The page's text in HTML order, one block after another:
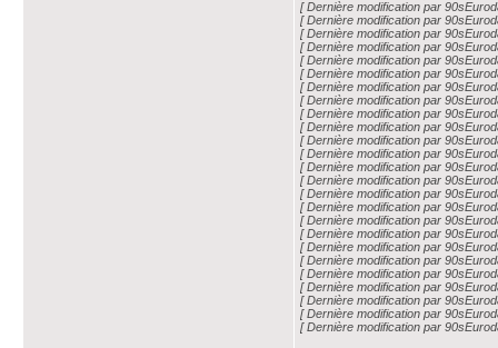
[ Dernière modification par
[ Dernière modification par
[ Dernière modification par
[ Dernière modification par
[ Dernière modification par
[ Dernière modification par
[ Dernière modification par
[ Dernière modification par
[ Dernière modification par
[ Dernière modification par
[ Dernière modification par
[ Dernière modification par
[ Dernière modification par
[ Dernière modification par
[ Dernière modification par
[ Dernière modification par
[ Dernière modification par
[ Dernière modification par
[ Dernière modification par
[ Dernière modification par
[ Dernière modification par
[ Dernière modification par
[ Dernière modification par
[ Dernière modification par
[ Dernière modification par